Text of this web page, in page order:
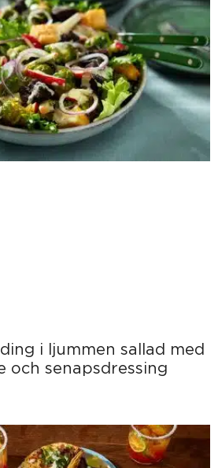
i ljummen sallad med
och senapsdressing